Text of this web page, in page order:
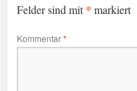
Felder sind mit* markiert
Kommentar*